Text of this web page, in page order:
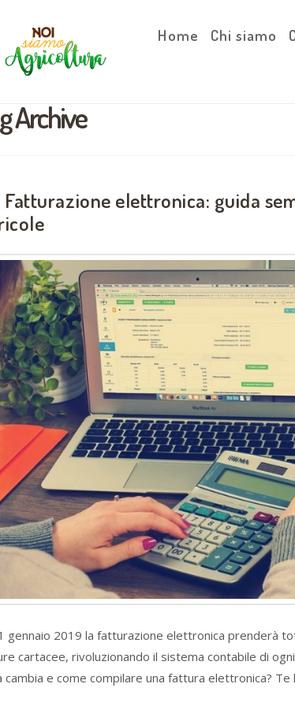
Home Chi siamo
Archive
Fatturazione elettronica: guida
gennaio 2019 la fatturazione elettronica prenderà
cartacee, rivoluzionando il sistema contabile di
cambia e come compilare una fattura elettronica? Te